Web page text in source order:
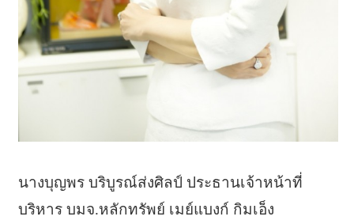
นางบุญพร บริบูรณ์ส่งศิลป์ ประธานเจ้าหน้าที่
บริหาร บมจ.หลักทรัพย์ เมย์แบงก์ กิมเอ็ง